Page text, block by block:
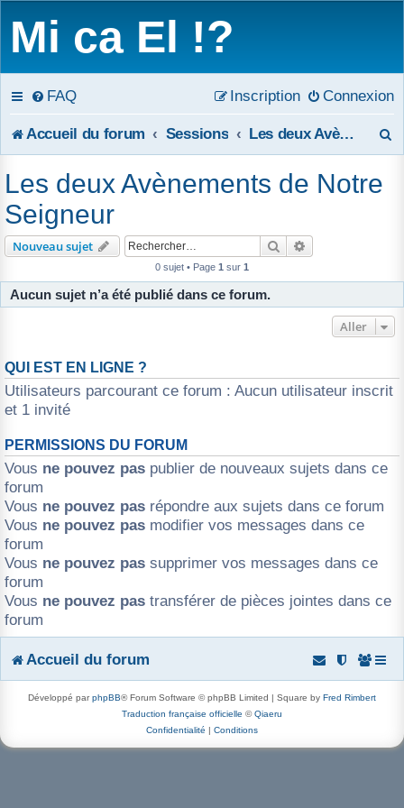
Mi ca El !?
FAQ Connexion
Inscription
Accueil du forum Sessions Les deux Avènements de Notre Seigneur
Les deux Avènements de Notre
Seigneur
Nouveau sujet Rechercher
0 sujet • Page 1 sur 1
Aucun sujet n’a été publié dans ce forum.
Aller
QUI EST EN LIGNE ?
Utilisateurs parcourant ce forum : Aucun utilisateur inscrit
et 1 invité
PERMISSIONS DU FORUM
Vous ne pouvez pas publier de nouveaux sujets dans ce
forum
Vous ne pouvez pas répondre aux sujets dans ce forum
Vous ne pouvez pas modifier vos messages dans ce
forum
Vous ne pouvez pas supprimer vos messages dans ce
forum
Vous ne pouvez pas transférer de pièces jointes dans ce
forum
Accueil du forum
Développé parphpBB® Forum Software © phpBB Limited | Square by Fred Rimbert
Traduction française officielle ©Qiaeru
Confidentialité | Conditions